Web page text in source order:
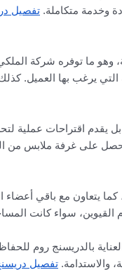
وخدمة متكاملة. تفصيل
وهو ما توفره شركة
يرغب بها العميل.
يقدم اقتراحات عملية
حصل على غرفة ملابس
يتعاون مع باقي
سواء كانت
بالدريسنج روم
والاستدامة. تفصيل